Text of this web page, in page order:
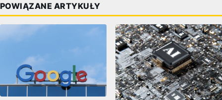
POWIĄZANE ARTYKUŁY